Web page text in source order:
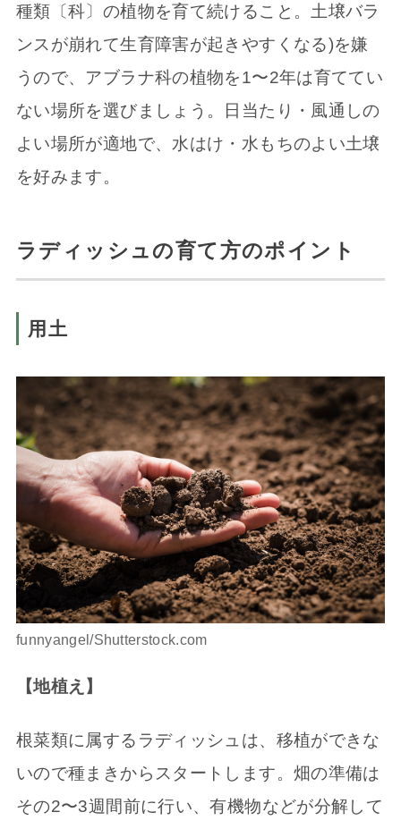
種類〔科〕の植物を育て続けること。土壌バラ
ンスが崩れて生育障害が起きやすくなる)を嫌
うので、アブラナ科の植物を1〜2年は育ててい
ない場所を選びましょう。日当たり・風通しの
よい場所が適地で、水はけ・水もちのよい土壌
を好みます。
ラディッシュの育て方のポイント
用土
funnyangel/Shutterstock.com
【地植え】
根菜類に属するラディッシュは、移植ができな
いので種まきからスタートします。畑の準備は
その2〜3週間前に行い、有機物などが分解して